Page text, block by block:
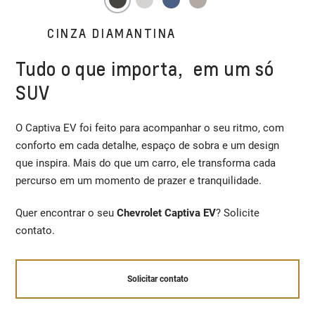
CINZA DIAMANTINA
Tudo o que importa, em um só
SUV
O Captiva EV foi feito para acompanhar o seu ritmo, com
conforto em cada detalhe, espaço de sobra e um design
que inspira. Mais do que um carro, ele transforma cada
percurso em um momento de prazer e tranquilidade.
Quer encontrar o seuChevrolet Captiva EV? Solicite
contato.
Solicitar contato